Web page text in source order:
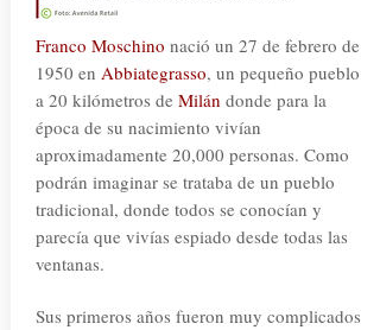
Franco Moschino nació un 27 de febrero de
1950 en Abbiategrasso, un pequeño pueblo
a 20 kilómetros de Milán donde para la
época de su nacimiento vivían
aproximadamente 20,000 personas. Como
podrán imaginar se trataba de un pueblo
tradicional, donde todos se conocían y
parecía que vivías espiado desde todas las
ventanas.
Sus primeros años fueron muy complicados